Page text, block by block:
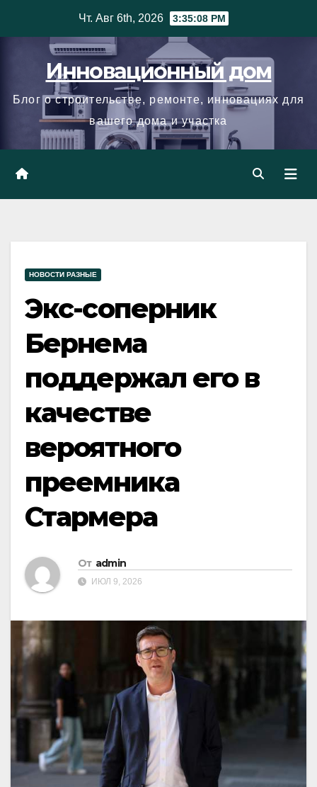
Чт. Авг 6th, 2026 3:35:09 PM
Инновационный дом
Блог о строительстве, ремонте, инновациях для
вашего дома и участка
НОВОСТИ РАЗНЫЕ
Экс-соперник
Бернема
поддержал его в
качестве
вероятного
преемника
Стармера
От admin
ИЮЛ 9, 2026